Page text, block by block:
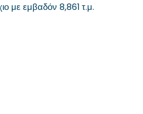
με εμβαδόν 8,861 τ.μ.